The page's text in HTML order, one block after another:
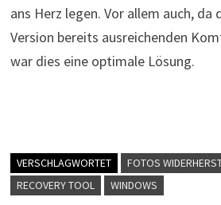
ans Herz legen. Vor allem auch, da
Version bereits ausreichenden
war dies eine optimale Lösung.
VERSCHLAGWORTET
FOTOS
RECOVERY TOOL
WINDOWS